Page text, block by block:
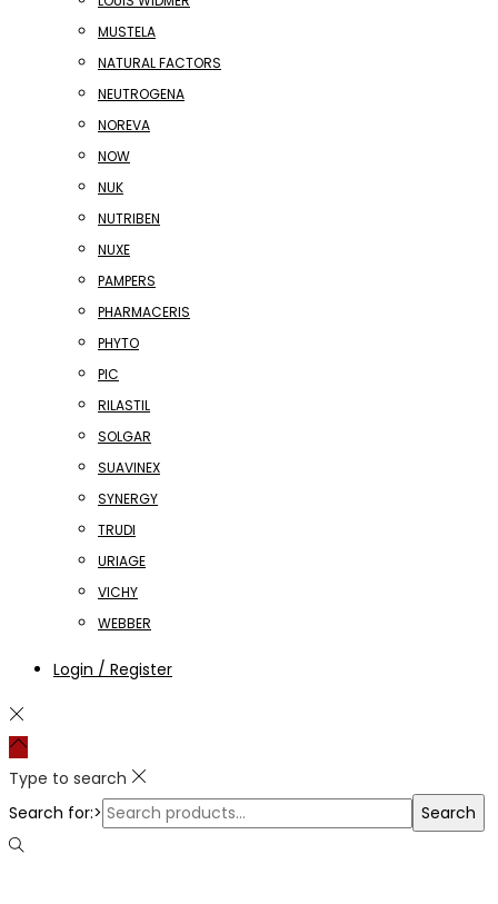
MUSTELA
NATURAL FACTORS
NEUTROGENA
NOREVA
NOW
NUK
NUTRIBEN
NUXE
PAMPERS
PHARMACERIS
PHYTO
PIC
RILASTIL
SOLGAR
SUAVINEX
SYNERGY
TRUDI
URIAGE
VICHY
WEBBER
Login / Register
Type to search
Search for:>
Search